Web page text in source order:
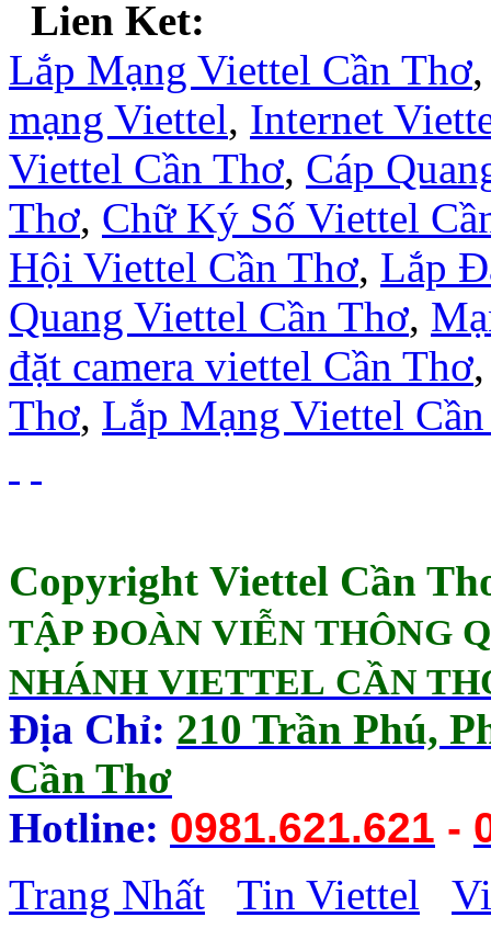
Lien Ket:
Lắp Mạng Viettel Cần Thơ
mạng Viettel, Internet
Viettel Cần Thơ, Cáp
Thơ, Chữ Ký Số Viettel
Hội Viettel Cần Thơ, Lắp
Quang Viettel Cần Thơ,
đặt camera viettel Cần Thơ
Thơ, Lắp Mạng Viettel
Copyright Viettel Cần
TẬP ĐOÀN VIỄN THÔNG
NHÁNH VIETTEL CẦN
Địa Chỉ: 210 Trần Phú,
Cần Thơ
Hotline: 0981.621.621 -
Trang Nhất
Tin Viettel